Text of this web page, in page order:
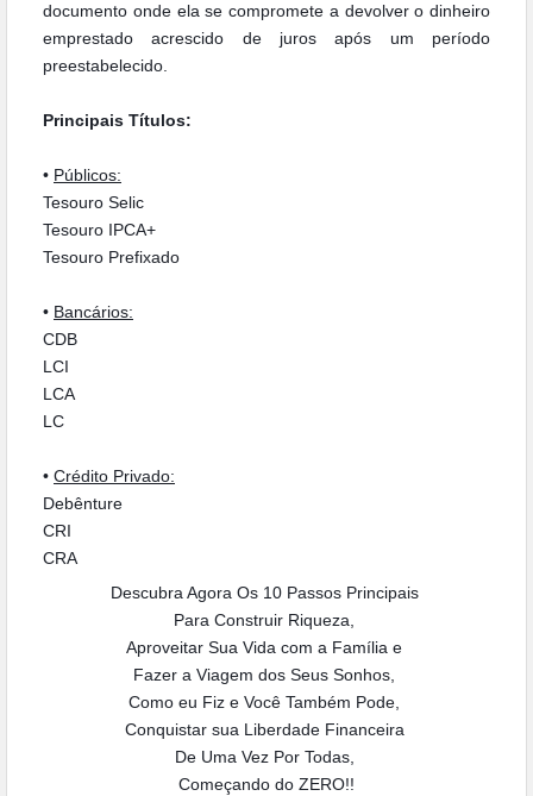
documento onde ela se compromete a devolver o dinheiro
emprestado acrescido de juros após um período
preestabelecido.
Principais Títulos:
• Públicos:
Tesouro Selic
Tesouro IPCA+
Tesouro Prefixado
• Bancários:
CDB
LCI
LCA
LC
• Crédito Privado:
Debênture
CRI
CRA
Descubra Agora Os 10 Passos Principais
Para Construir Riqueza,
Aproveitar Sua Vida com a Família e
Fazer a Viagem dos Seus Sonhos,
Como eu Fiz e Você Também Pode,
Conquistar sua Liberdade Financeira
De Uma Vez Por Todas,
Começando do ZERO!!